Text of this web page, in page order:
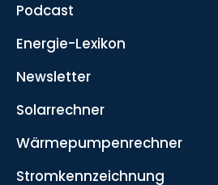
Podcast
Energie-Lexikon
Newsletter
Solarrechner
Wärmepumpenrechner
Stromkennzeichnung